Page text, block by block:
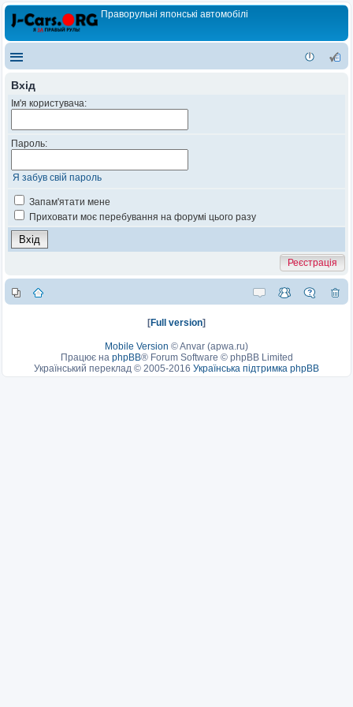
Праворульні японські автомобілі
Вхід
Ім'я користувача:
Пароль:
Я забув свій пароль
Запам'ятати мене
Приховати моє перебування на форумі цього разу
Реєстрація
[Full version]
Mobile Version ©Anvar (apwa.ru)
Працює на phpBB® Forum Software © phpBB Limited
Український переклад © 2005-2016 Українська підтримка phpBB